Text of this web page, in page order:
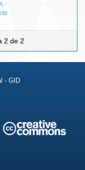
-
2 de 2
- GID